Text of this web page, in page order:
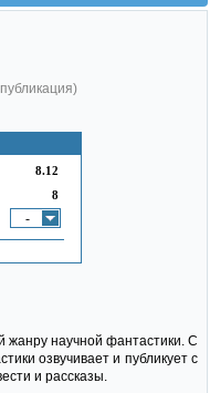
8.12
8
-
жанру научной фантастики. С
озвучивает и публикует с
и рассказы.